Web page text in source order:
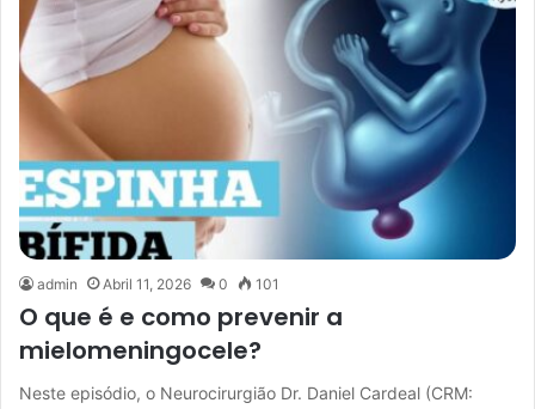
admin Abril 11, 2026 0 101
O que é e como prevenir a
mielomeningocele?
Neste episódio, o Neurocirurgião Dr. Daniel Cardeal (CRM: